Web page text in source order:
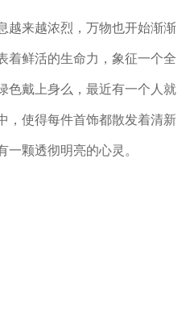
越来越浓烈，万物也开始渐渐
着鲜活的生命力，象征一个全
色戴上身么，最近有一个人就
，使得每件首饰都散发着清新
一颗透彻明亮的心灵。